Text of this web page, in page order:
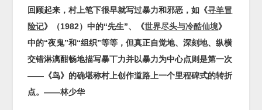
回顾起来，村上笔下很早就写过暴力和邪恶，如《寻羊冒
险记》（1982）中的“先生”、《世界尽头与冷酷仙境》
中的“夜鬼”和“组织”等等，但真正自觉地、深刻地、纵横
交错淋漓酣畅地描写暴丅力并以暴力为中心点则是第一次
——《鸟》的确堪称村上创作道路上一个里程碑式的转折
点。——林少华